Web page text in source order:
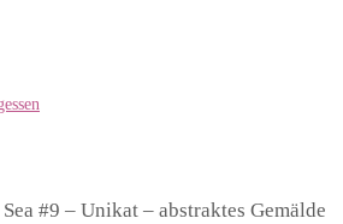
#9 – Unikat – abstraktes Gemälde